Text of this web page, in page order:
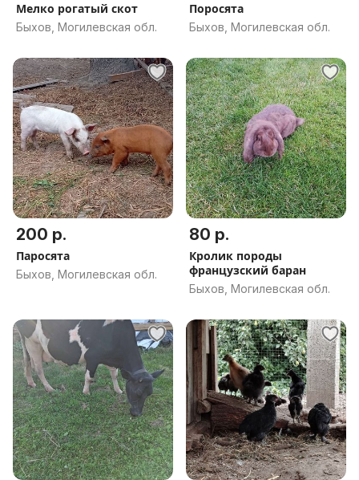
Мелко рогатый скот
Быхов, Могилевская обл.
Поросята
Быхов, Могилевская обл.
200 р.
Паросята
Быхов, Могилевская обл.
80 р.
Кролик породы
французский баран
Быхов, Могилевская обл.